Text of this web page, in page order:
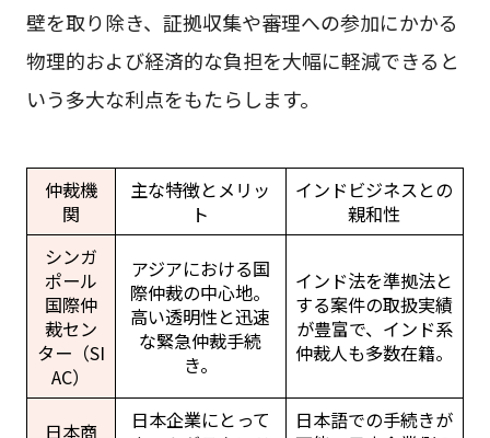
壁を取り除き、証拠収集や審理への参加にかかる
物理的および経済的な負担を大幅に軽減できると
いう多大な利点をもたらします。
仲裁機
関
主な特徴とメリッ
ト
インドビジネスとの
親和性
シンガ
ポール
国際仲
裁セン
ター（SI
AC）
アジアにおける国
際仲裁の中心地。
高い透明性と迅速
な緊急仲裁手続
き。
インド法を準拠法と
する案件の取扱実績
が豊富で、インド系
仲裁人も多数在籍。
日本商
日本企業にとって
日本語での手続きが